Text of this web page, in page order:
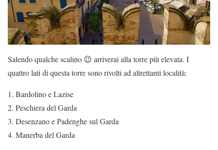
Salendo qualche scalino 😉 arriverai alla torre più elevata. I
quattro lati di questa torre sono rivolti ad altrettanti località:
Bardolino e Lazise
Peschiera del Garda
Desenzano e Padenghe sul Garda
Manerba del Garda